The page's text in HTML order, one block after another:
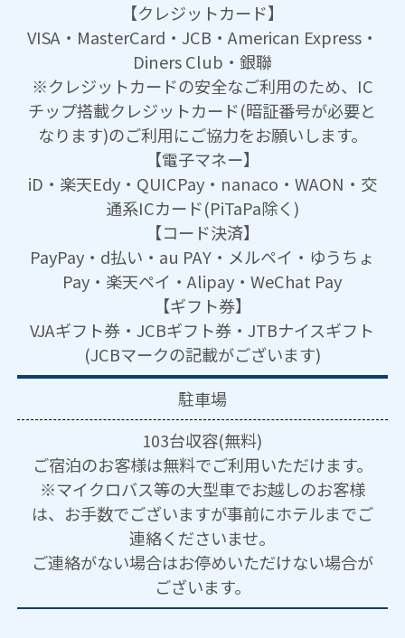
【クレジットカード】
VISA・MasterCard・JCB・American Express・
Diners Club・銀聯
※クレジットカードの安全なご利用のため、IC
チップ搭載クレジットカード(暗証番号が必要と
なります)のご利用にご協力をお願いします。
【電子マネー】
iD・楽天Edy・QUICPay・nanaco・WAON・交
通系ICカード(PiTaPa除く)
【コード決済】
PayPay・d払い・au PAY・メルペイ・ゆうちょ
Pay・楽天ペイ・Alipay・WeChat Pay
【ギフト券】
VJAギフト券・JCBギフト券・JTBナイスギフト
(JCBマークの記載がございます)
駐車場
103台収容(無料)
ご宿泊のお客様は無料でご利用いただけます。
※マイクロバス等の大型車でお越しのお客様
は、お手数でございますが事前にホテルまでご
連絡くださいませ。
ご連絡がない場合はお停めいただけない場合が
ございます。